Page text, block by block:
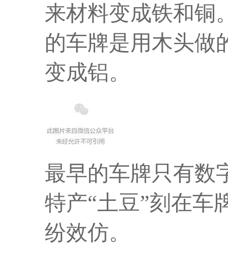
来材料变成铁和铜
的车牌是用木头做
变成铝。
最早的车牌只有数
特产“土豆”刻在车
纷效仿。